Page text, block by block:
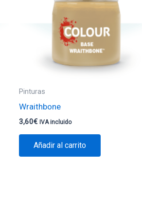
Pinturas
Wraithbone
3,60€ IVA incluido
Añadir al carrito